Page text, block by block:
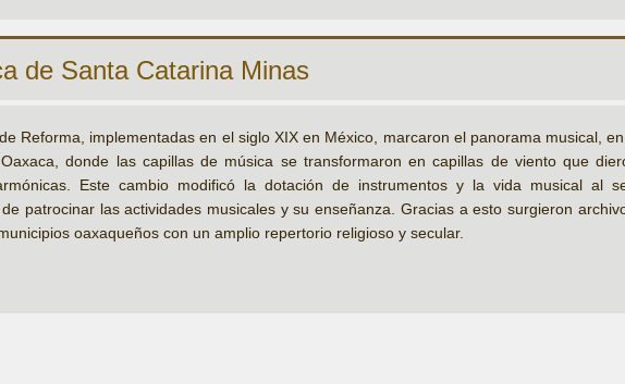
de Santa Catarina Minas
Reforma, implementadas en el siglo XIX en México, marcaron el panorama musical,
donde las capillas de música se transformaron en capillas de viento que
Este cambio modificó la dotación de instrumentos y la vida musical al
patrocinar las actividades musicales y su enseñanza. Gracias a esto surgieron
oaxaqueños con un amplio repertorio religioso y secular.